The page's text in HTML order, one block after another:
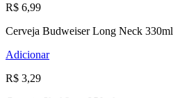
R$ 6,99
Cerveja Budweiser Long Neck 330ml
Adicionar
R$ 3,29